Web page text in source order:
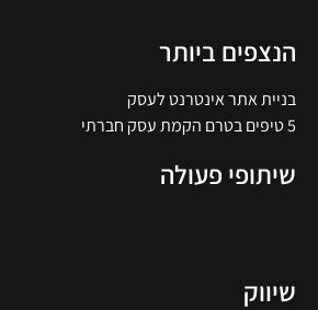
הנצפים ביותר
בניית אתר אינטרנט לעסק
5 טיפים בטרם הקמת עסק חברתי
שיתופי פעולה
שיווק